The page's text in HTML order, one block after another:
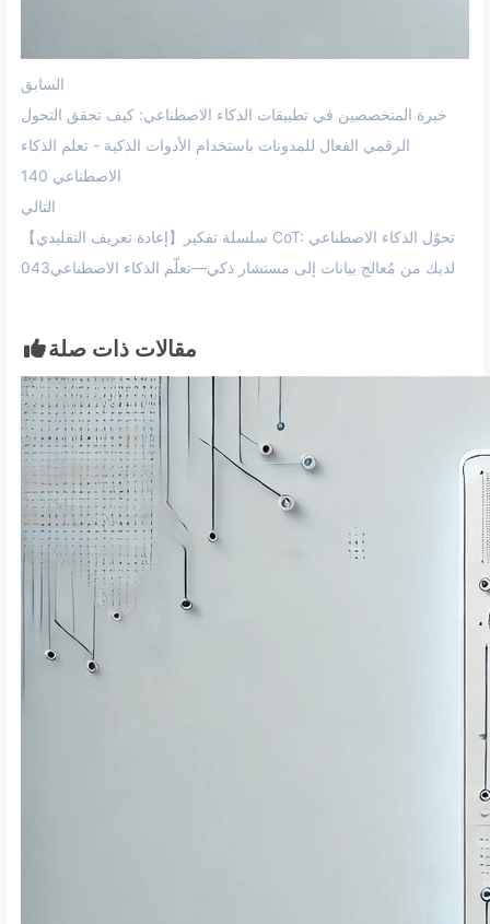
السابق
خبرة المتخصصين في تطبيقات الذكاء الاصطناعي: كيف تحقق التحول
الرقمي الفعال للمدونات باستخدام الأدوات الذكية - تعلم الذكاء
الاصطناعي 140
التالي
【إعادة تعريف التقليدي】سلسلة تفكير CoT: تحوّل الذكاء الاصطناعي
لديك من مُعالج بيانات إلى مستشار ذكي—تعلّم الذكاء الاصطناعي043
مقالات ذات صلة